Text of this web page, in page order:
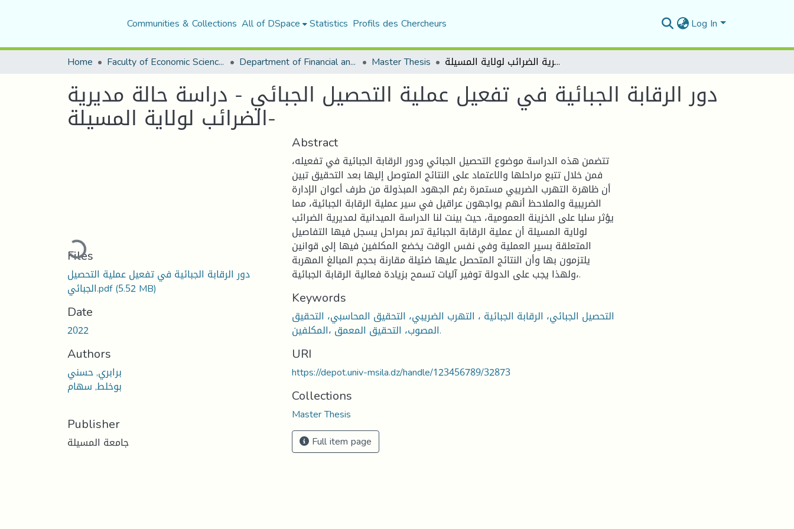
Communities & Collections All of DSpace Statistics Profils des Chercheurs Log In
Home Faculty of Economic Sciences, Commerce and Management Sciences Department of Financial and Accounting Sciences Master Thesis دور الرقابة الجبائية في تفعيل عملية التحصيل الجبائي - دراسة حالة مديرية الضرائب لولاية المسيلة-
دور الرقابة الجبائية في تفعيل عملية التحصيل الجبائي - دراسة حالة مديرية
الضرائب لولاية المسيلة-
Loading...
Files
دور الرقابة الجبائية في تفعيل عملية التحصيل
الجبائي.pdf(5.52 MB)
Date
2022
Authors
برابري, حسني
بوخلط, سهام
Publisher
جامعة المسيلة
Abstract
تتضمن هذه الدراسة موضوع التحصيل الجبائي ودور الرقابة الجبائية في تفعيله،
فمن خلال تتبع مراحلها والاعتماد على النتائج المتوصل إليها بعد التحقيق تبين
أن ظاهرة التهرب الضريبي مستمرة رغم الجهود المبذولة من طرف أعوان الإدارة
الضريبية والملاحظ أنهم يواجهون عراقيل في سير عملية الرقابة الجبائية، مما
يؤثر سلبا على الخزينة العمومية، حيث بينت لنا الدراسة الميدانية لمديرية الضرائب
لولاية المسيلة أن عملية الرقابة الجبائية تمر بمراحل يسجل فيها التفاصيل
المتعلقة بسير العملية وفي نفس الوقت يخضع المكلفين فيها إلى قوانين
يلتزمون بها وأن النتائج المتحصل عليها ضئيلة مقارنة بحجم المبالغ المهربة
،ولهذا يجب على الدولة توفير آليات تسمح بزيادة فعالية الرقابة الجبائية.
Keywords
التحصيل الجبائي، الرقابة الجبائية ، التهرب الضريبي، التحقيق المحاسبي، التحقيق
المصوب، التحقيق المعمق ،المكلفين.
URI
https://depot.univ-msila.dz/handle/123456789/32873
Collections
Master Thesis
Full item page